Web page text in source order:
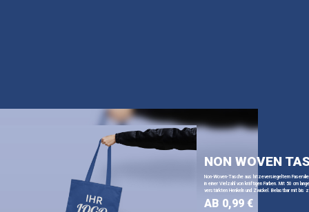
NON WOVEN
Non-Woven-Tasche aus hitzeversiegeltem
in einer Vielzahl von kräftigen Farben. Mit 50 cm
verstärkten Henkeln und Zwickel. Belastbar mit bis
AB 0,99 €